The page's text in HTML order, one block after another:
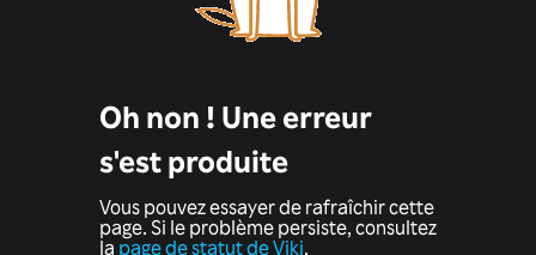
Oh non ! Une erreur
s'est produite
Vous pouvez essayer de rafraîchir cette
page. Si le problème persiste, consultez
la page de statut de Viki.